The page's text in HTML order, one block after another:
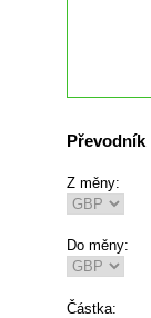
Převodník
Z měny:
Do měny:
Částka: